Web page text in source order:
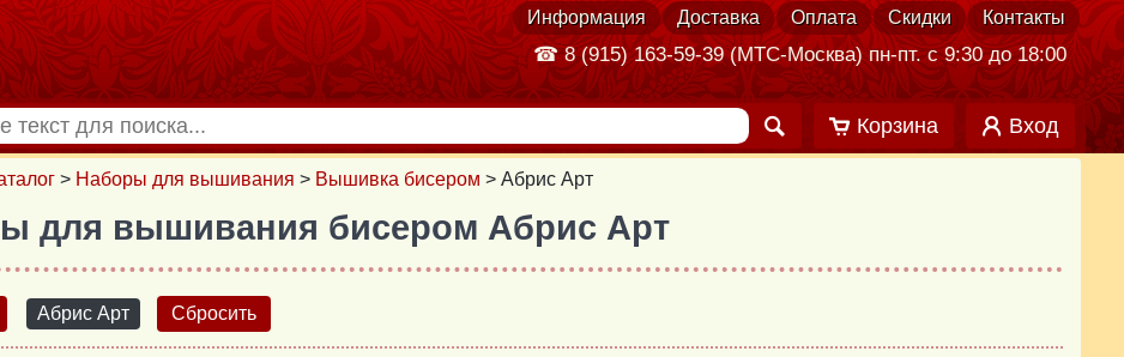
Информация Доставка Оплата Скидки Контакты
☎ 8 (915) 163-59-39 (МТС-Москва) пн-пт. с 9:30 до 18:00
Корзина Вход
> Наборы для вышивания > Вышивка бисером > Абрис Арт
для вышивания бисером Абрис Арт
Абрис Арт Сбросить